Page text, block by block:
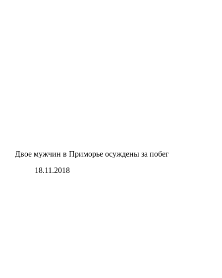
Двое мужчин в Приморье осуждены за побег
18.11.2018